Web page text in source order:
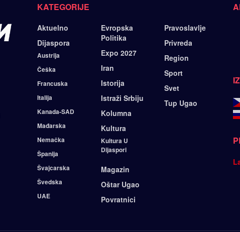
KATEGORIJE
Aktuelno
Dijaspora
Austrija
Češka
Francuska
Italija
Kanada-SAD
Mađarska
Nemačka
Španija
Švajcarska
Švedska
UAE
Evropska
Politika
Expo 2027
Iran
Istorija
Istraži Srbiju
Kolumna
Kultura
Kultura U
Dijaspori
Magazin
Oštar Ugao
Povratnici
Pravoslavlje
Privreda
Region
Sport
Svet
Tup Ugao